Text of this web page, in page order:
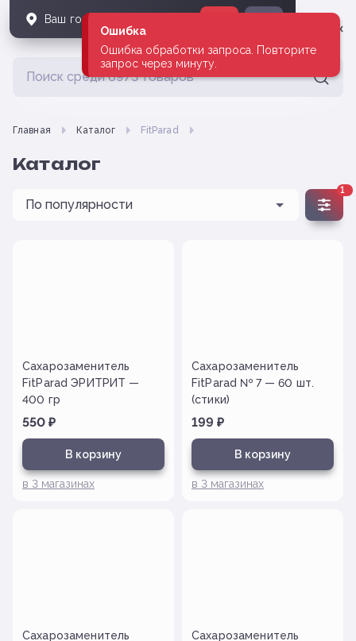
Владивосток
Главная Каталог FitParad
Каталог
1
Сахарозаменитель
FitParad ЭРИТРИТ —
400 гр
550 ₽
В корзину
в 3 магазинах
Сахарозаменитель
FitParad № 7 — 60 шт.
(стики)
199 ₽
В корзину
в 3 магазинах
Сахарозаменитель
Сахарозаменитель
Ошибка
Ошибка обработки запроса. Повторите
запрос через минуту.
Ваш город